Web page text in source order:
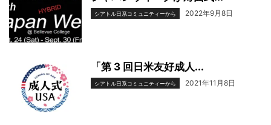
シアトル日系コミュニティーから 2022年9月8日
「第 3 回日米友好成人...
シアトル日系コミュニティーから 2021年11月8日